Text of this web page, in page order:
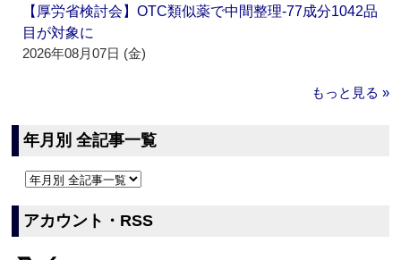
【厚労省検討会】OTC類似薬で中間整理‐77成分1042品
目が対象に
2026年08月07日 (金)
もっと見る »
年月別 全記事一覧
アカウント・RSS